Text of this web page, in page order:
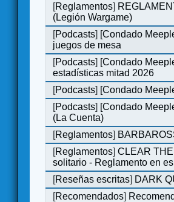
[Reglamentos]
(Legión Wargame)
[Podcasts] [Condado
juegos de mesa
[Podcasts] [Condado
estadísticas mitad 2026
[Podcasts] [Condado
[Podcasts] [Condado
(La Cuenta)
[Reglamentos]
[Reglamentos]CLEAR
solitario - Reglamento en
[Reseñas escritas] DARK
[Recomendados]